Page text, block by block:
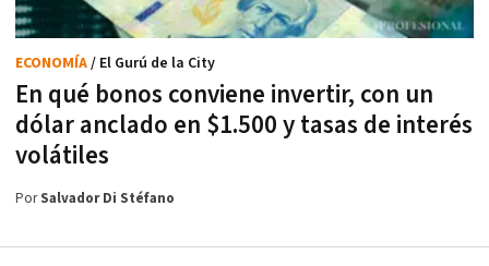
En qué bonos conviene invertir, con un
dólar anclado en $1.500 y tasas de interés
volátiles
ECONOMÍA/ El Gurú de la City
PorSalvador Di Stéfano